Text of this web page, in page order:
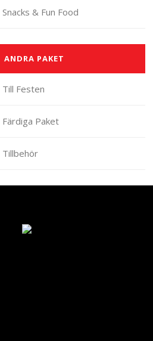
Snacks & Fun Food
ANDRA PAKET
Till Festen
Färdiga Paket
Tillbehör